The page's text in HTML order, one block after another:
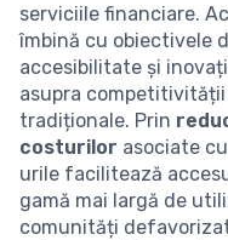
serviciile financiare.
îmbină cu obiectivele
accesibilitate și
asupra
tradiționale. Prin
costurilor asociate
urile facilitează
gamă mai largă de
comunități